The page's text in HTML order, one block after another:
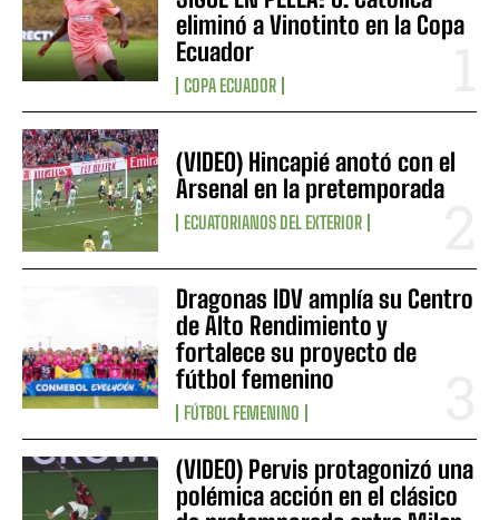
eliminó a Vinotinto en la Copa
Ecuador
COPA ECUADOR
(VIDEO) Hincapié anotó con el
Arsenal en la pretemporada
ECUATORIANOS DEL EXTERIOR
Dragonas IDV amplía su Centro
de Alto Rendimiento y
fortalece su proyecto de
fútbol femenino
FÚTBOL FEMENINO
(VIDEO) Pervis protagonizó una
polémica acción en el clásico